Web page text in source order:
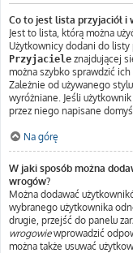
Co to jest lista przyjaciół i
Jest to lista, którą można
Użytkownicy dodani do listy
Przyjaciele znajdującej
można szybko sprawdzić
Zależnie od używanego
wyróżniane. Jeśli
przez niego napisane
Na górę
W jaki sposób można
wrogów?
Można dodawać
wybranego użytkownika
drugie, przejść do panelu
wrogowiewprowadzić
można także usuwać